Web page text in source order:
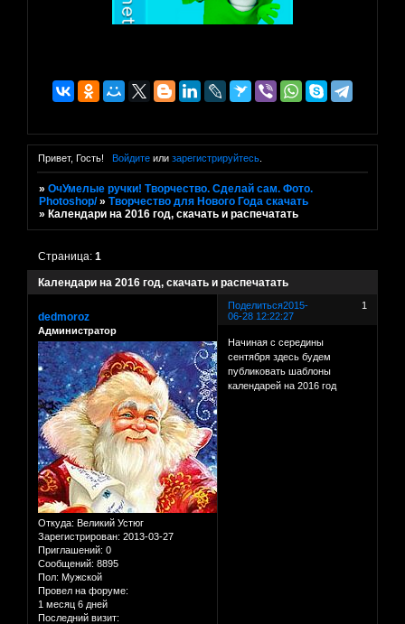
Привет, Гость! Войдитеили зарегистрируйтесь.
»ОчУмелые ручки! Творчество. Сделай сам. Фото.
Photoshop/ »Творчество для Нового Года скачать
» Календари на 2016 год, скачать и распечатать
Календари на 2016 год, скачать и распечатать
Страница:1
Поделиться 1
2015-
06-28 12:22:27
dedmoroz
Администратор
Откуда: Великий Устюг
Зарегистрирован: 2013-03-27
Приглашений: 0
Сообщений: 8895
Пол: Мужской
Провел на форуме:
1 месяц 6 дней
Последний визит:
Начиная с середины
сентября здесь будем
публиковать шаблоны
календарей на 2016 год